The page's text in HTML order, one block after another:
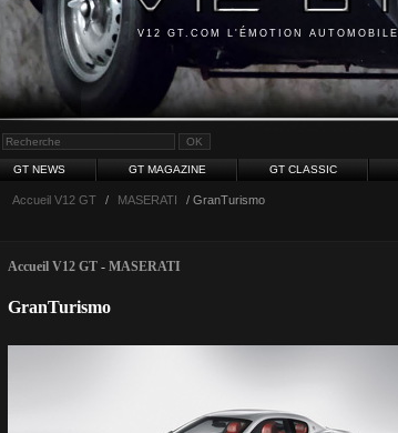
V12 GT.COM L'ÉMOTION AUTOMOBILE
GT NEWS GT MAGAZINE GT CLASSIC
Accueil V12 GT / MASERATI / GranTurismo
Accueil V12 GT - MASERATI
GranTurismo